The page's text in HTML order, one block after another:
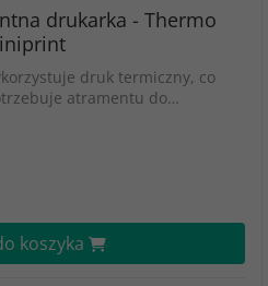
drukarka - Thermo
druk termiczny, co
atramentu do…
koszyka